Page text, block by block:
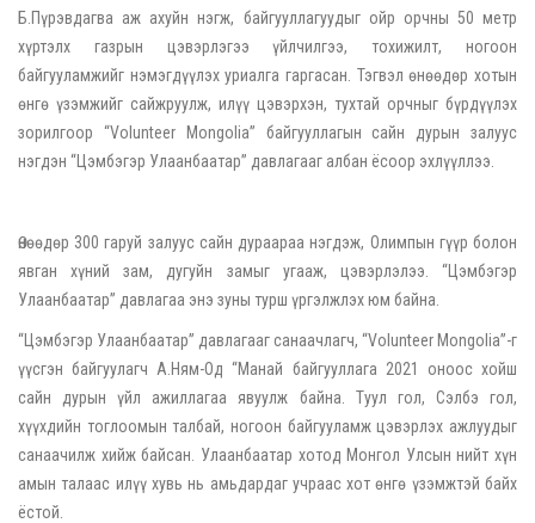
Б.Пүрэвдагва аж ахуйн нэгж, байгууллагуудыг ойр орчны 50 метр
хүртэлх газрын цэвэрлэгээ үйлчилгээ, тохижилт, ногоон
байгууламжийг нэмэгдүүлэх уриалга гаргасан. Тэгвэл өнөөдөр хотын
өнгө үзэмжийг сайжруулж, илүү цэвэрхэн, тухтай орчныг бүрдүүлэх
зорилгоор “Volunteer Mongolia” байгууллагын сайн дурын залуус
нэгдэн “Цэмбэгэр Улаанбаатар” давлагааг албан ёсоор эхлүүллээ.
Өнөөдөр 300 гаруй залуус сайн дураараа нэгдэж, Олимпын гүүр болон
явган хүний зам, дугуйн замыг угааж, цэвэрлэлээ. “Цэмбэгэр
Улаанбаатар” давлагаа энэ зуны турш үргэлжлэх юм байна.
“Цэмбэгэр Улаанбаатар” давлагааг санаачлагч, “Volunteer Mongolia”-г
үүсгэн байгуулагч А.Ням-Од “Манай байгууллага 2021 оноос хойш
сайн дурын үйл ажиллагаа явуулж байна. Туул гол, Сэлбэ гол,
хүүхдийн тоглоомын талбай, ногоон байгууламж цэвэрлэх ажлуудыг
санаачилж хийж байсан. Улаанбаатар хотод Монгол Улсын нийт хүн
амын талаас илүү хувь нь амьдардаг учраас хот өнгө үзэмжтэй байх
ёстой.